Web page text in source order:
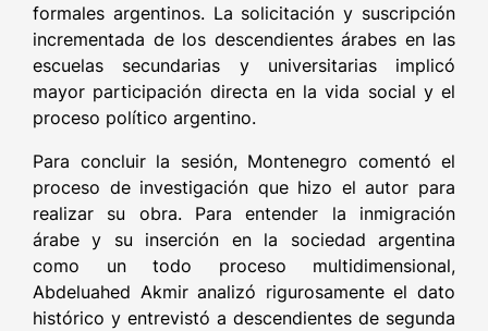
formales argentinos. La solicitación y suscripción
incrementada de los descendientes árabes en las
escuelas secundarias y universitarias implicó
mayor participación directa en la vida social y el
proceso político argentino.
Para concluir la sesión, Montenegro comentó el
proceso de investigación que hizo el autor para
realizar su obra. Para entender la inmigración
árabe y su inserción en la sociedad argentina
como un todo proceso multidimensional,
Abdeluahed Akmir analizó rigurosamente el dato
histórico y entrevistó a descendientes de segunda